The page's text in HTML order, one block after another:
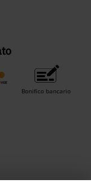
Bonifico bancario